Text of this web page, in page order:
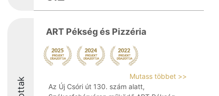
ART Pékség és Pizzéria
Mutass többet >>
Az Új Csóri út 130. szám alatt,